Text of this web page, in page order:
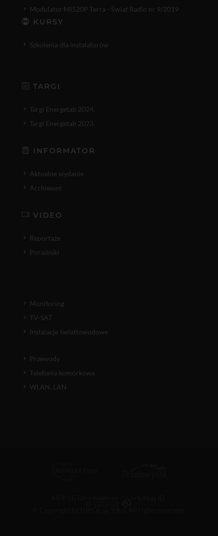
Modulator MI520P Terra - Świat Radio nr 9/2019
KURSY
Szkolenia dla instalatorów
TARGI
Targi Energetab 2024.
Targi Energetab 2023.
INFORMATOR
Aktualne wydanie
Archiwum
VIDEO
Reportaże
Poradniki
Monitoring
TV-SAT
Instalacje światłowodowe
Przewody
Telefonia komórkowa
WLAN, LAN